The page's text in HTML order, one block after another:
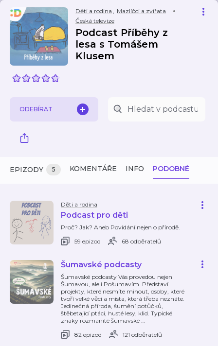
Děti a rodina , Mazlíčci a zvířata
Česká televize
Podcast Příběhy z
lesa s Tomášem
Klusem
ODEBÍRAT
EPIZODY 5 KOMENTÁŘE INFO PODOBNÉ
Děti a rodina
Podcast pro děti
Proč? Jak? Aneb Povídání nejen o přírodě.
59 epizod
68 odběratelů
Šumavské podcasty
Šumavské podcasty Vás provedou nejen
Šumavou, ale i Pošumavím. Představí
projekty, které nesmíte minout, osoby, které
tvoří velké věci a místa, která třeba neznáte.
Jedinečná příroda, šumění potůčků,
štěbetající ptáci, husté lesy, klid. Typické
znaky rozmanité šumavské …
82 epizod
121 odběratelů